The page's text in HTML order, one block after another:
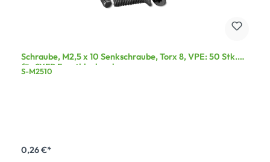
Schraube, M2,5 x 10 Senkschraube, Torx 8, VPE: 50 Stk.
für SYFB Frontblech, schwarz
S-M2510
0,26 €*